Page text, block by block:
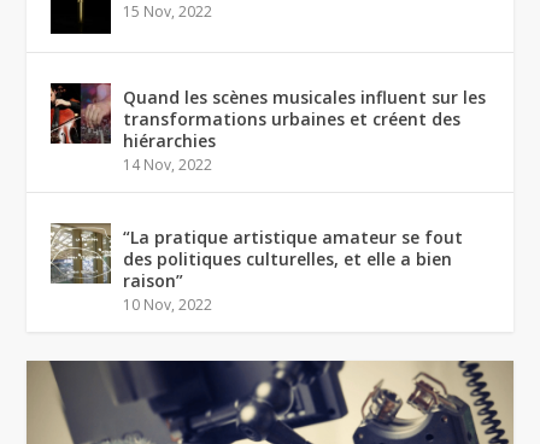
15 Nov, 2022
Quand les scènes musicales influent sur les
transformations urbaines et créent des
hiérarchies
14 Nov, 2022
“La pratique artistique amateur se fout
des politiques culturelles, et elle a bien
raison”
10 Nov, 2022